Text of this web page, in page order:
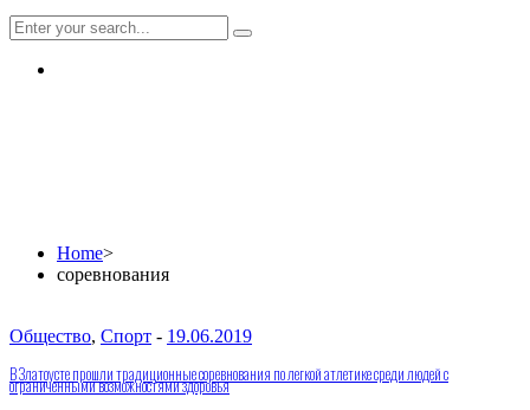
Home>
соревнования
Общество, Спорт - 19.06.2019
В Златоусте прошли традиционные соревнования по легкой атлетике среди людей с
ограниченными возможностями здоровья